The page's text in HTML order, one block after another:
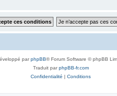
parphpBB® Forum Software © phpBB
Traduit parphpBB-fr.com
Confidentialité | Conditions